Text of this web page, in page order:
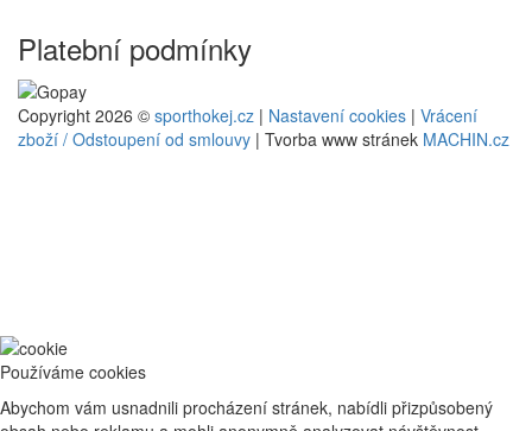
Platební podmínky
Copyright 2026 © sporthokej.cz | Nastavení cookies | Vrácení
zboží / Odstoupení od smlouvy | Tvorba www stránek MACHIN.cz
Používáme cookies
Abychom vám usnadnili procházení stránek, nabídli přizpůsobený